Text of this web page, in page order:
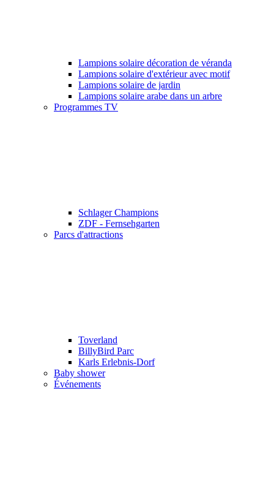
Lampions solaire décoration de véranda
Lampions solaire d'extérieur avec motif
Lampions solaire de jardin
Lampions solaire arabe dans un arbre
Programmes TV
Schlager Champions
ZDF - Fernsehgarten
Parcs d'attractions
Toverland
BillyBird Parc
Karls Erlebnis-Dorf
Baby shower
Événements